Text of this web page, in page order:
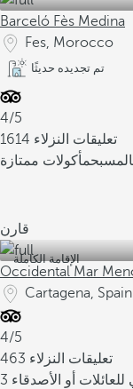
Barceló Fès Medina
Fes, Morocco
تم تجديده حديثًا
4/5
1614 تعليقات النزلاء
المسبحمأكولات ممتازة
قارن
الإقامة الكاملة
Occidental Mar
Cartagena, Spain
4/5
463 تعليقات النزلاء
للعائلات أو الأصدقاء 3